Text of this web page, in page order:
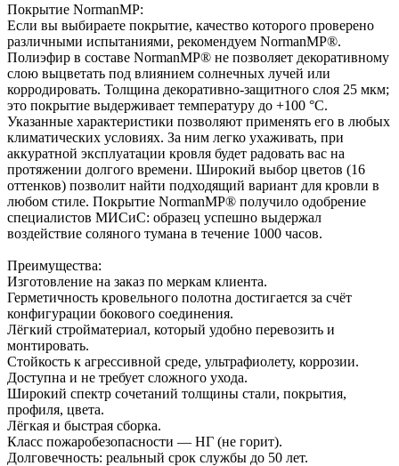
Покрытие NormanMP:
Если вы выбираете покрытие, качество которого проверено
различными испытаниями, рекомендуем NormanMP®.
Полиэфир в составе NormanMP® не позволяет декоративному
слою выцветать под влиянием солнечных лучей или
корродировать. Толщина декоративно-защитного слоя 25 мкм;
это покрытие выдерживает температуру до +100 °С.
Указанные характеристики позволяют применять его в любых
климатических условиях. За ним легко ухаживать, при
аккуратной эксплуатации кровля будет радовать вас на
протяжении долгого времени. Широкий выбор цветов (16
оттенков) позволит найти подходящий вариант для кровли в
любом стиле. Покрытие NormanMP® получило одобрение
специалистов МИСиС: образец успешно выдержал
воздействие соляного тумана в течение 1000 часов.
Преимущества:
Изготовление на заказ по меркам клиента.
Герметичность кровельного полотна достигается за счёт
конфигурации бокового соединения.
Лёгкий стройматериал, который удобно перевозить и
монтировать.
Стойкость к агрессивной среде, ультрафиолету, коррозии.
Доступна и не требует сложного ухода.
Широкий спектр сочетаний толщины стали, покрытия,
профиля, цвета.
Лёгкая и быстрая сборка.
Класс пожаробезопасности — НГ (не горит).
Долговечность: реальный срок службы до 50 лет.